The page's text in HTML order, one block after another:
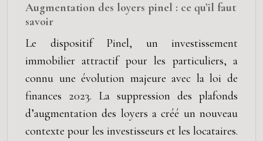
Augmentation des loyers pinel : ce qu’il faut
savoir
Le dispositif Pinel, un investissement
immobilier attractif pour les particuliers, a
connu une évolution majeure avec la loi de
finances 2023. La suppression des plafonds
d’augmentation des loyers a créé un nouveau
contexte pour les investisseurs et les locataires.